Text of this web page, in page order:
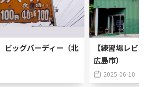
ビッグバーディー（北
【練習場レビ
広島市）
2025-06-10